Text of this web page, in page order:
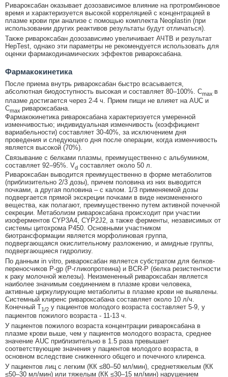
Ривароксабан оказывает дозозависимое влияние на протромбиновое
время и характеризуется высокой корреляцией с концентрацией в
плазме крови при анализе с помощью комплекта Neoplastin (при
использовании других реактивов результаты будут отличаться).
Также ривароксабан дозозависимо увеличивает АЧТВ и результат
HepTest, однако эти параметры не рекомендуется использовать для
оценки фармакодинамических эффектов ривароксабана.
Фармакокинетика
После приема внутрь ривароксабан быстро всасывается,
абсолютная биодоступность высокая и составляет 80–100%. Cmax в
плазме достигается через 2-4 ч. Прием пищи не влияет на AUC и
Cmax ривароксабана.
Фармакокинетика ривароксабана характеризуется умеренной
изменчивостью; индивидуальная изменчивость (коэффициент
вариабельности) составляет 30-40%, за исключением дня
проведения и следующего дня после операции, когда изменчивость
является высокой (70%).
Связывание с белками плазмы, преимущественно с альбумином,
составляет 92–95%. Vd составляет около 50 л.
Ривароксабан выводится преимущественно в форме метаболитов
(приблизительно 2/3 дозы), причем половина из них выводится
почками, а другая половина – с калом. 1/3 применяемой дозы
подвергается прямой экскреции почками в виде неизмененного
вещества, как полагают, преимущественно путем активной почечной
секреции. Метаболизм ривароксабана происходит при участии
изоферментов CYP3A4, CYP2J2, а также ферменты, независимых от
системы цитохрома Р450. Основными участником
биотрансформации является морфолиновая группа,
подвергающаяся окислительному разложению, и амидные группы,
подвергающиеся гидролизу.
По данным in vitro, ривароксабан является субстратом для белков-
переносчиков Р-gp (Р-гликопротеина) и BCR-P (белка резистентности
к раку молочной железы). Неизмененный ривароксабан является
наиболее значимым соединением в плазме крови человека,
активные циркулирующие метаболиты в плазме крови не выявлены.
Системный клиренс ривароксабана составляет около 10 л/ч.
Конечный T1/2 у пациентов молодого возраста составляет 5-9, у
пациентов пожилого возраста - 11-13 ч.
У пациентов пожилого возраста концентрации ривароксабана в
плазме крови выше, чем у пациентов молодого возраста, среднее
значение AUC приблизительно в 1.5 раза превышает
соответствующие значения у пациентов молодого возраста, в
основном вследствие сниженного общего и почечного клиренса.
У пациентов лиц с легким (КК ≤80–50 мл/мин), среднетяжелым (КК
≤50–30 мл/мин) или тяжелым (КК ≤30–15 мл/мин) нарушением